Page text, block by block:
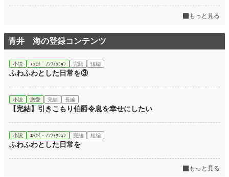
もっと見る
青井 海の登録コンテンツ
小説 ｴｯｾｲ・ﾉﾝﾌｨｸｼｮﾝ 完結 短編
ふわふわとした日常を③
小説 恋愛 完結 長編
【完結】引きこもり伯爵令息を幸せにしたい
小説 ｴｯｾｲ・ﾉﾝﾌｨｸｼｮﾝ 完結 短編
ふわふわとした日常を
もっと見る